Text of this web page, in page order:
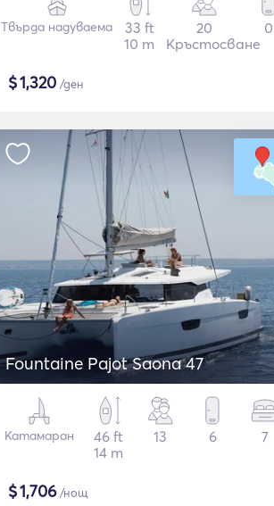
Твърда надуваема
33 ft
10 m
20
Кръстосване
0
$1,320 /ден
Fountaine Pajot Saona 47
Катамаран
46 ft
14 m
13 6 7
$1,706/нощ